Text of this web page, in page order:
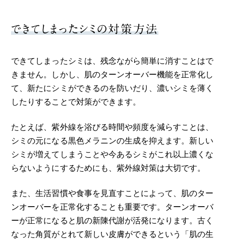
できてしまったシミの対策方法
できてしまったシミは、残念ながら簡単に消すことはで
きません。しかし、肌のターンオーバー機能を正常化し
て、新たにシミができるのを防いだり、濃いシミを薄く
したりすることで対策ができます。
たとえば、紫外線を浴びる時間や頻度を減らすことは、
シミの元になる黒色メラニンの生成を抑えます。新しい
シミが増えてしまうことや今あるシミがこれ以上濃くな
らないようにするためにも、紫外線対策は大切です。
また、生活習慣や食事を見直すことによって、肌のター
ンオーバーを正常化することも重要です。ターンオーバ
ーが正常になると肌の新陳代謝が活発になります。古く
なった角質がとれて新しい皮膚ができるという「肌の生